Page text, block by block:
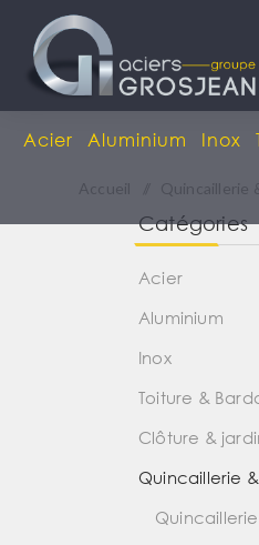
Acier Aluminium Inox
Accueil Quincaillerie
Catégories
Acier
Aluminium
Inox
Toiture &
Clôture &
Quincaillerie
Quincaillerie